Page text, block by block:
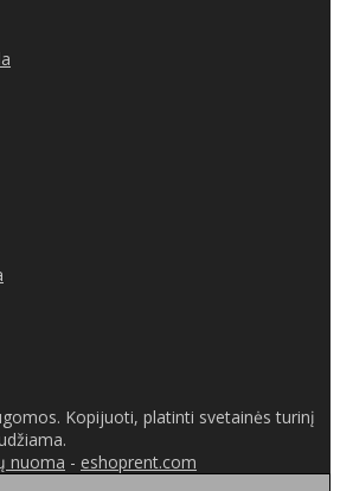
Kopijuoti, platinti svetainės turinį
nuoma - eshoprent.com